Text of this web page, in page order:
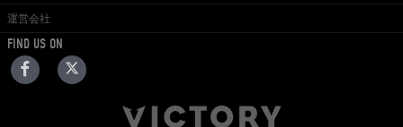
運営会社
FIND US ON